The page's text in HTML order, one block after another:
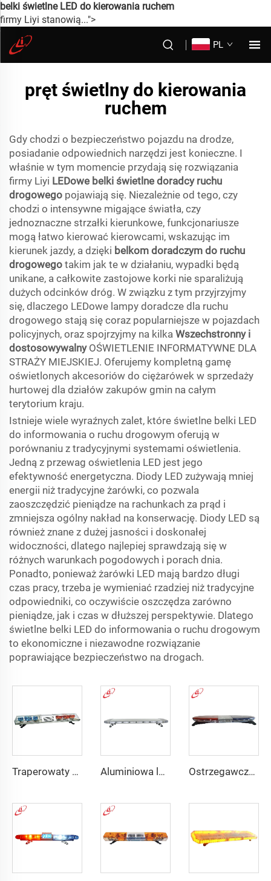
belki świetlne LED do kierowania ruchem
firmy Liyi stanowią...">
PL
pręt świetlny do kierowania
ruchem
Gdy chodzi o bezpieczeństwo pojazdu na drodze,
posiadanie odpowiednich narzędzi jest konieczne. I
właśnie w tym momencie przydają się rozwiązania
firmy Liyi LEDowe belki świetlne doradcy ruchu
drogowego pojawiają się. Niezależnie od tego, czy
chodzi o intensywne migające światła, czy
jednoznaczne strzałki kierunkowe, funkcjonariusze
mogą łatwo kierować kierowcami, wskazując im
kierunek jazdy, a dzięki belkom doradczym do ruchu
drogowego takim jak te w działaniu, wypadki będą
unikane, a całkowite zastojowe korki nie sparaliżują
dużych odcinków dróg. W związku z tym przyjrzyjmy
się, dlaczego LEDowe lampy doradcze dla ruchu
drogowego stają się coraz popularniejsze w pojazdach
policyjnych, oraz spojrzyjmy na kilka Wszechstronny i
dostosowywalny OŚWIETLENIE INFORMATYWNE DLA
STRAŻY MIEJSKIEJ. Oferujemy kompletną gamę
oświetlonych akcesoriów do ciężarówek w sprzedaży
hurtowej dla działów zakupów gmin na całym
terytorium kraju.
Istnieje wiele wyraźnych zalet, które świetlne belki LED
do informowania o ruchu drogowym oferują w
porównaniu z tradycyjnymi systemami oświetlenia.
Jedną z przewag oświetlenia LED jest jego
efektywność energetyczna. Diody LED zużywają mniej
energii niż tradycyjne żarówki, co pozwala
zaoszczędzić pieniądze na rachunkach za prąd i
zmniejsza ogólny nakład na konserwację. Diody LED są
również znane z dużej jasności i doskonałej
widoczności, dlatego najlepiej sprawdzają się w
różnych warunkach pogodowych i porach dnia.
Ponadto, ponieważ żarówki LED mają bardzo długi
czas pracy, trzeba je wymieniać rzadziej niż tradycyjne
odpowiedniki, co oczywiście oszczędza zarówno
pieniądze, jak i czas w dłuższej perspektywie. Dlatego
świetlne belki LED do informowania o ruchu drogowym
to ekonomiczne i niezawodne rozwiązanie
poprawiające bezpieczeństwo na drogach.
Traperowaty halogenowy reflektor obrotowy PC Aluminiowa lampa sygnalizacyjna LED z policji PC Ostrzegawczy lampy LED w kształcie jajka o dużej jasności